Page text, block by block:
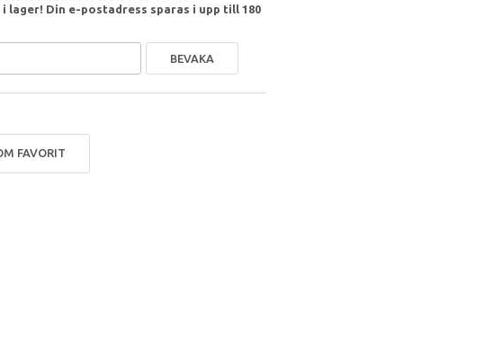
lager! Din e-postadress sparas i upp till 180
BEVAKA
FAVORIT